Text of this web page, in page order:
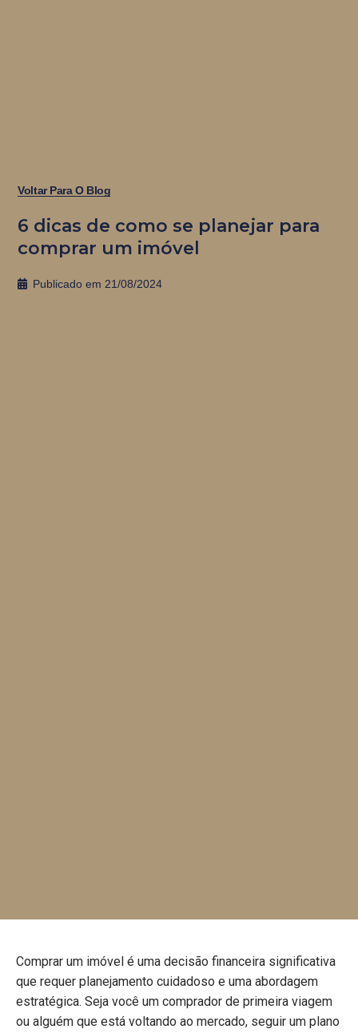
Voltar Para O Blog
6 dicas de como se planejar para
comprar um imóvel
Publicado em 21/08/2024
Comprar um imóvel é uma decisão financeira significativa
que requer planejamento cuidadoso e uma abordagem
estratégica. Seja você um comprador de primeira viagem
ou alguém que está voltando ao mercado, seguir um plano